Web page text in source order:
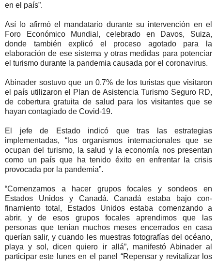
en el país”.
Así lo afirmó el manda­tario durante su interven­ción en el
Foro Económico Mundial, celebrado en Da­vos, Suiza,
donde también explicó el proceso agotado para la
elaboración de ese sistema y otras medidas pa­ra potenciar
el turismo du­rante la pandemia causada por el coronavirus.
Abinader sostuvo que un 0.7% de los turistas que visitaron
el país utilizaron el Plan de Asistencia Turis­mo Seguro RD,
de cober­tura gratuita de salud para los visitantes que se
hayan contagiado de Covid-19.
El jefe de Estado indicó que tras las estrategias
implementadas, “los or­ganismos internacionales que se
ocupan del turismo, la salud y la economía nos presentan
como un país que ha tenido éxito en en­frentar la crisis
provocada por la pandemia”.
“Comenzamos a hacer grupos focales y sondeos en
Estados Unidos y Canadá. Canadá estaba bajo con­
finamiento total, Estados Unidos estaba comenzan­do a
abrir, y de esos grupos focales aprendimos que las
personas que tenían mu­chos meses encerrados en casa
querían salir, y cuando les muestras fotografías del océano,
playa y sol, dicen quiero ir allá”, manifestó Abinader al
participar este lunes en el panel “Repensar y revitali­zar los